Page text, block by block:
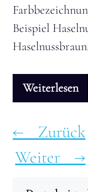
Beispiel
Weiterlesen
← Zurück
Weiter →